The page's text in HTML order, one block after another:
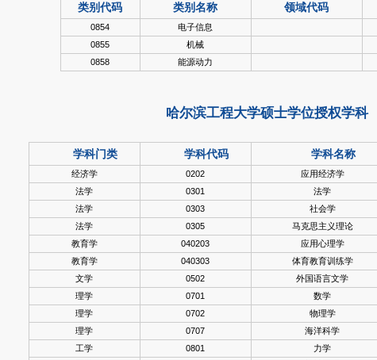
类别代码 类别名称 领域代码
0854
电子信息
0855
机械
0858
能源动力
哈尔滨工程大学硕士学位授权学科
学科门类 学科代码 学科名称
经济学 0202 应用经济学
法学
0301 法学
法学
0303 社会学
法学
0305 马克思主义理论
教育学
040203 应用心理学
教育学
040303 体育教育训练学
文学
0502 外国语言文学
理学
0701 数学
理学
0702 物理学
理学
0707 海洋科学
工学
0801 力学